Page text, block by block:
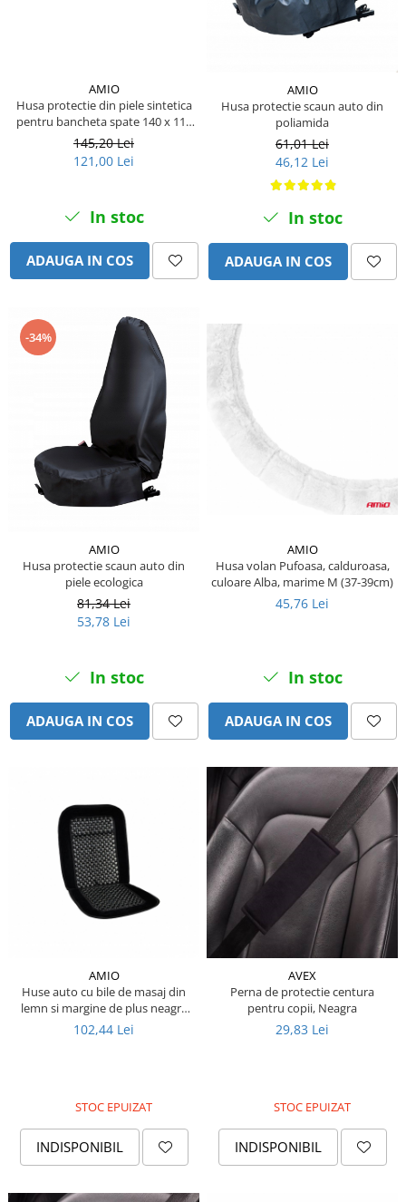
Piese caroserie
Aparatoare noroi
Lant portcablu
Stelute
Idler - role de ghidaj
Senile cauciuc
Piese Steck
Piese Raco
Piese Bergmann
Piese Benfra
Piese Agrifull
Piese Farryman
Piese Eicher
Piese Ditch Witch
Piese Buhrer
Piese Detas
Piese Toyota
Piese Pinguely
Piese Commachio
Piese Kooi
Piese Hinowa
Piese Herriau
Piese Gipo
Piese Ferri
Piese Cemet Agrip
Piese Astra
Piese Schanzlin
Piese Kuhn
Piese BR Dumper
AMIO
Husa protectie din piele sintetica
pentru bancheta spate 140 x 110
cm
145,20 Lei
121,00 Lei
In stoc
ADAUGA IN COS
AMIO
Husa protectie scaun auto din
poliamida
61,01 Lei
46,12 Lei
In stoc
ADAUGA IN COS
-34%
AMIO
Husa protectie scaun auto din
piele ecologica
81,34 Lei
53,78 Lei
In stoc
ADAUGA IN COS
AMIO
Husa volan Pufoasa, calduroasa,
culoare Alba, marime M (37-39cm)
45,76 Lei
In stoc
ADAUGA IN COS
AMIO
Huse auto cu bile de masaj din
lemn si margine de plus neagra
CSM-01-Black
102,44 Lei
STOC EPUIZAT
INDISPONIBIL
AVEX
Perna de protectie centura
pentru copii, Neagra
29,83 Lei
STOC EPUIZAT
INDISPONIBIL